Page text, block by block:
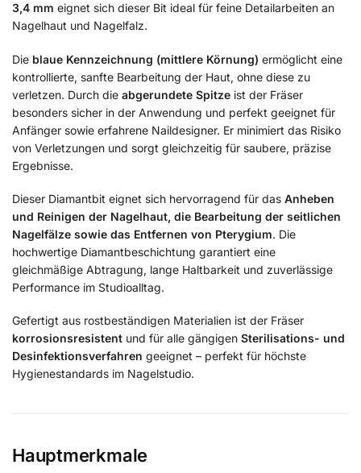
3,4 mm eignet sich dieser Bit ideal für feine Detailarbeiten an
Nagelhaut und Nagelfalz.
Die blaue Kennzeichnung (mittlere Körnung) ermöglicht eine
kontrollierte, sanfte Bearbeitung der Haut, ohne diese zu
verletzen. Durch die abgerundete Spitze ist der Fräser
besonders sicher in der Anwendung und perfekt geeignet für
Anfänger sowie erfahrene Naildesigner. Er minimiert das Risiko
von Verletzungen und sorgt gleichzeitig für saubere, präzise
Ergebnisse.
Dieser Diamantbit eignet sich hervorragend für das Anheben
und Reinigen der Nagelhaut, die Bearbeitung der seitlichen
Nagelfälze sowie das Entfernen von Pterygium. Die
hochwertige Diamantbeschichtung garantiert eine
gleichmäßige Abtragung, lange Haltbarkeit und zuverlässige
Performance im Studioalltag.
Gefertigt aus rostbeständigen Materialien ist der Fräser
korrosionsresistent und für alle gängigen Sterilisations- und
Desinfektionsverfahren geeignet – perfekt für höchste
Hygienestandards im Nagelstudio.
Hauptmerkmale